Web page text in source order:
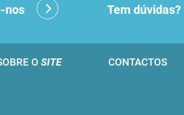
nos Tem dúvidas?
O SITE CONTACTOS